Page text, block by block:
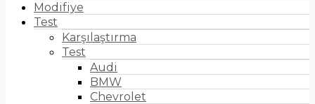
Modifiye
Test
Karşılaştırma
Test
Audi
BMW
Chevrolet